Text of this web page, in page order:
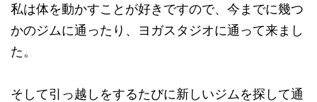
私は体を動かすことが好きですので、今までに幾つ
かのジムに通ったり、ヨガスタジオに通って来まし
た。
そして引っ越しをするたびに新しいジムを探して通